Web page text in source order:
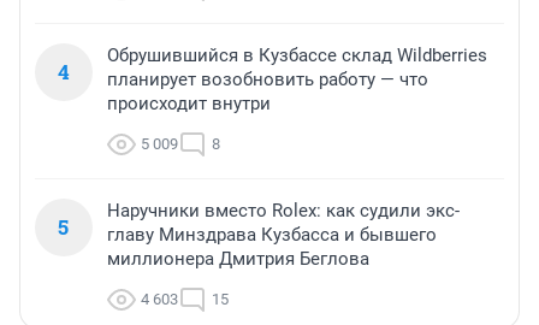
4
Обрушившийся в Кузбассе склад Wildberries
планирует возобновить работу — что
происходит внутри
5 009 8
5
Наручники вместо Rolex: как судили экс-
главу Минздрава Кузбасса и бывшего
миллионера Дмитрия Беглова
4 603 15